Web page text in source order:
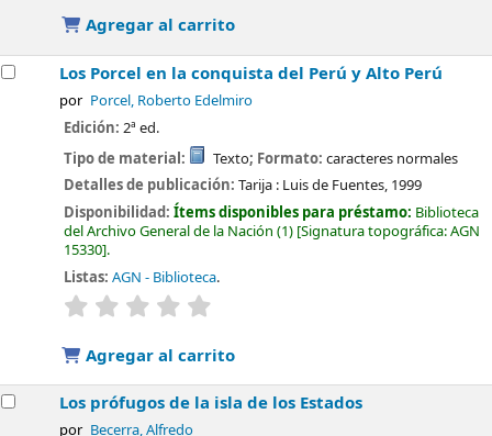
Agregar al carrito
Los Porcel en la conquista del Perú y Alto Perú
por Porcel, Roberto Edelmiro
Edición:2ª ed.
Tipo de material:
Texto; Formato: caracteres normales
Detalles de publicación:Tarija : Luis de Fuentes, 1999
Disponibilidad:Ítems disponibles para préstamo: Biblioteca
del Archivo General de la Nación (1) Signatura topográfica:AGN
15330 .
Listas: AGN - Biblioteca.
valoración
Agregar al carrito
Los prófugos de la isla de los Estados
por Becerra, Alfredo